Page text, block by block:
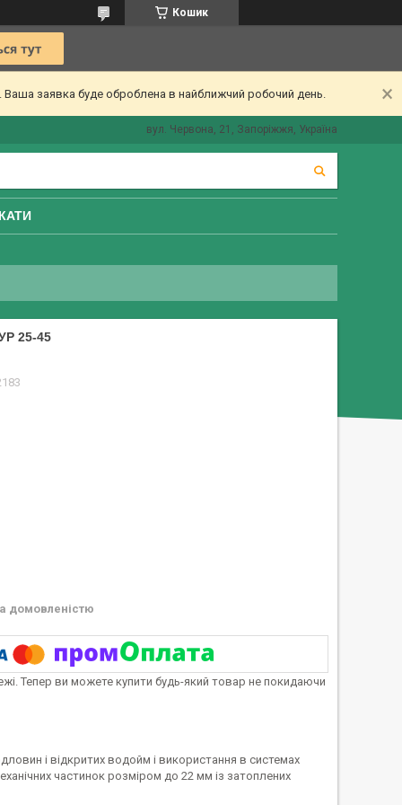
Кошик
Ваша заявка буде оброблена в найближчий робочий день.
вул. Червона, 21, Запоріжжя, Україна
25-45
домовленістю
Тепер ви можете купити будь-який товар не покидаючи
і відкритих водойм і використання в системах
частинок розміром до 22 мм із затоплених